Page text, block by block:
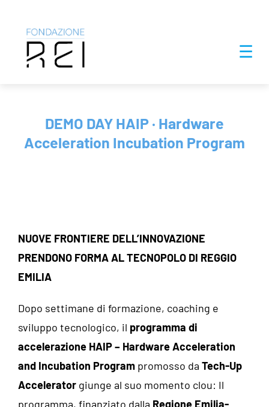
☰
DEMO DAY HAIP · Hardware
Acceleration Incubation Program
NUOVE FRONTIERE DELL’INNOVAZIONE
PRENDONO FORMA AL TECNOPOLO DI REGGIO
EMILIA
Dopo settimane di formazione, coaching e
sviluppo tecnologico, il programma di
accelerazione HAIP – Hardware Acceleration
and Incubation Programpromosso da Tech-Up
Acceleratorgiunge al suo momento clou: Il
programma, finanziato dalla Regione Emilia-